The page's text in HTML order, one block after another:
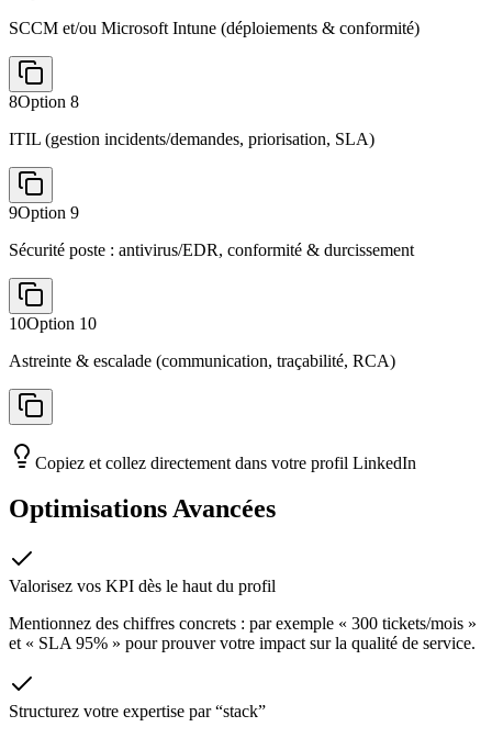
SCCM et/ou Microsoft Intune (déploiements & conformité)
8Option 8
ITIL (gestion incidents/demandes, priorisation, SLA)
9Option 9
Sécurité poste : antivirus/EDR, conformité & durcissement
10Option 10
Astreinte & escalade (communication, traçabilité, RCA)
Copiez et collez directement dans votre profil LinkedIn
Optimisations Avancées
Valorisez vos KPI dès le haut du profil
Mentionnez des chiffres concrets : par exemple « 300 tickets/mois »
et « SLA 95% » pour prouver votre impact sur la qualité de service.
Structurez votre expertise par “stack”